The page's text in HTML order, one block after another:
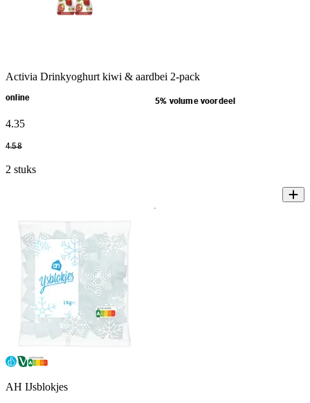
Activia Drinkyoghurt kiwi & aardbei 2-pack
online 5% volume voordeel
4.35
4.58
2 stuks
AH IJsblokjes